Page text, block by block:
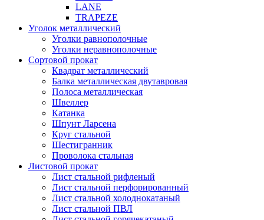
LАNE
TRAPEZE
Уголок металлический
Уголки равнополочные
Уголки неравнополочные
Сортовой прокат
Квадрат металлический
Балка металлическая двутавровая
Полоса металлическая
Швеллер
Катанка
Шпунт Ларсена
Круг стальной
Шестигранник
Проволока стальная
Листовой прокат
Лист стальной рифленый
Лист стальной перфорированный
Лист стальной холоднокатаный
Лист стальной ПВЛ